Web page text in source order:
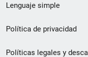
de
pie
de
Lenguaje simple
Política de privacidad
Políticas legales y